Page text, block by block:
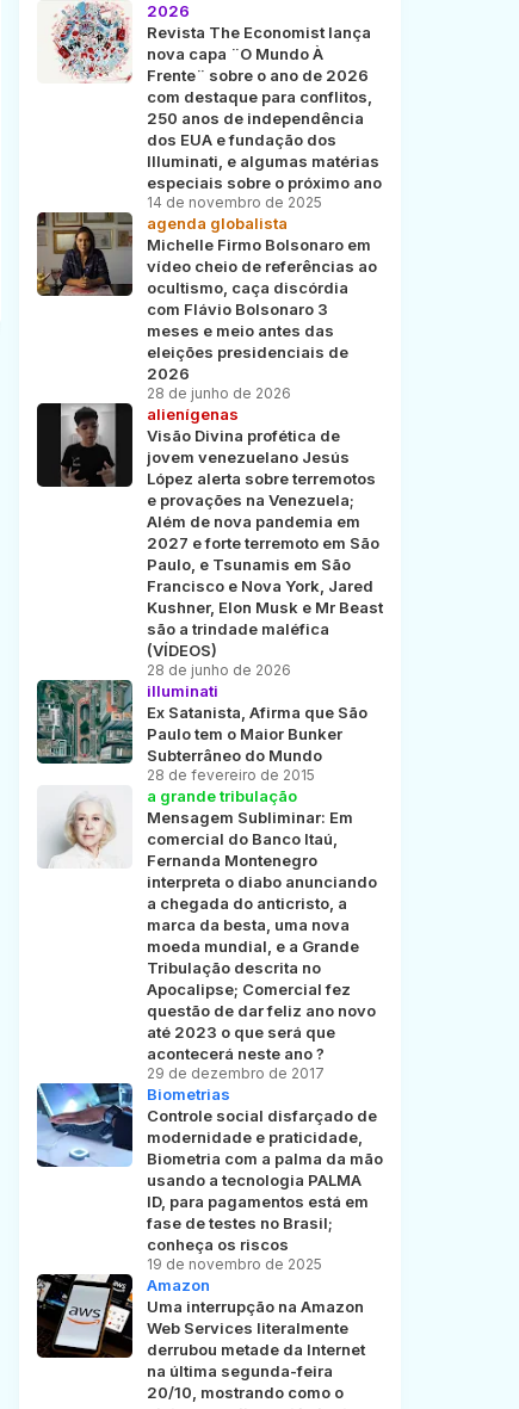
2026
Revista The Economist lança
nova capa ¨O Mundo À
Frente¨ sobre o ano de 2026
com destaque para conflitos,
250 anos de independência
dos EUA e fundação dos
Illuminati, e algumas matérias
especiais sobre o próximo ano
14 de novembro de 2025
agenda globalista
Michelle Firmo Bolsonaro em
vídeo cheio de referências ao
ocultismo, caça discórdia
com Flávio Bolsonaro 3
meses e meio antes das
eleições presidenciais de
2026
28 de junho de 2026
alienígenas
Visão Divina profética de
jovem venezuelano Jesús
López alerta sobre terremotos
e provações na Venezuela;
Além de nova pandemia em
2027 e forte terremoto em São
Paulo, e Tsunamis em São
Francisco e Nova York, Jared
Kushner, Elon Musk e Mr Beast
são a trindade maléfica
(VÍDEOS)
28 de junho de 2026
illuminati
Ex Satanista, Afirma que São
Paulo tem o Maior Bunker
Subterrâneo do Mundo
28 de fevereiro de 2015
a grande tribulação
Mensagem Subliminar: Em
comercial do Banco Itaú,
Fernanda Montenegro
interpreta o diabo anunciando
a chegada do anticristo, a
marca da besta, uma nova
moeda mundial, e a Grande
Tribulação descrita no
Apocalipse; Comercial fez
questão de dar feliz ano novo
até 2023 o que será que
acontecerá neste ano ?
29 de dezembro de 2017
Biometrias
Controle social disfarçado de
modernidade e praticidade,
Biometria com a palma da mão
usando a tecnologia PALMA
ID, para pagamentos está em
fase de testes no Brasil;
conheça os riscos
19 de novembro de 2025
Amazon
Uma interrupção na Amazon
Web Services literalmente
derrubou metade da Internet
na última segunda-feira
20/10, mostrando como o